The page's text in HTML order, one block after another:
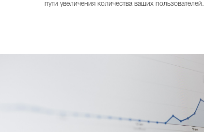
пути увеличения количества ваших пользователей.